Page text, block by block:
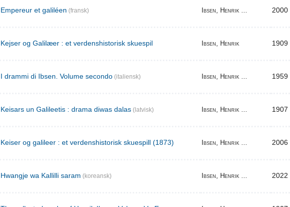
Empereur et galiléen (fransk) Ibsen, Henrik ... 2000
Kejser og Galilæer : et verdenshistorisk skuespil Ibsen, Henrik 1909
I drammi di Ibsen. Volume secondo (italiensk) Ibsen, Henrik ... 1959
Keisars un Galileetis : drama diwas dalas (latvisk) Ibsen, Henrik ... 1907
Keiser og galileer : et verdenshistorisk skuespill (1873) Ibsen, Henrik ... 2006
Hwangje wa Kallilli saram (koreansk) Ibsen, Henrik ... 2022